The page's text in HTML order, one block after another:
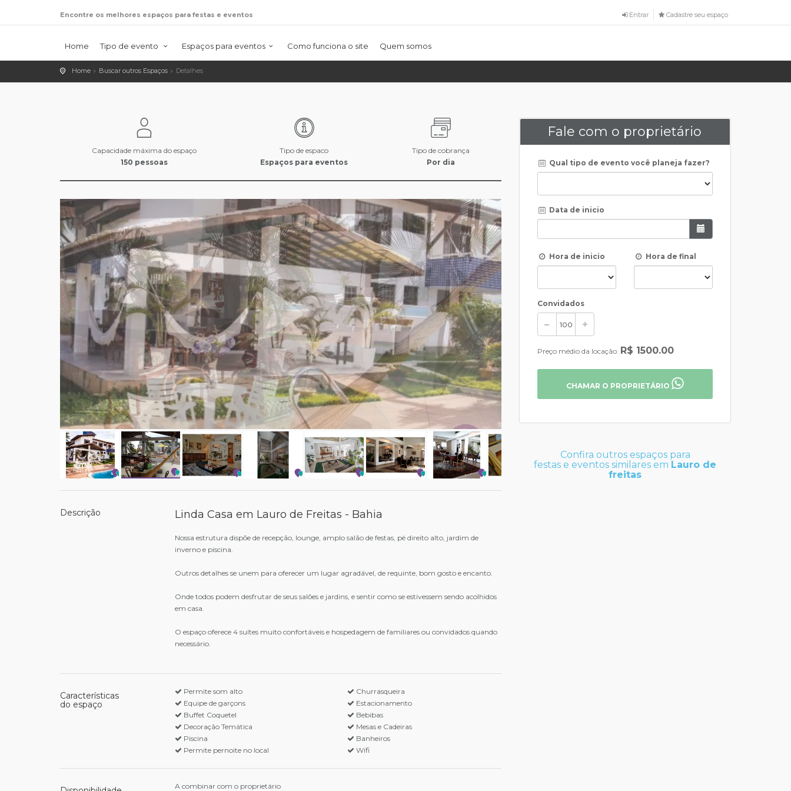
Encontre os melhores espaços para festas e eventos Entrar Cadastre seu espaço
Home Tipo de evento Espaços para eventos Como funciona o site Quem somos
Home Buscar outros Espaços Detalhes
Capacidade máxima do espaço
150 pessoas
Tipo de espaco
Espaços para eventos
Tipo de cobrança
Por dia
Descrição Linda Casa em Lauro de Freitas - Bahia
Nossa estrutura dispõe de recepção, lounge, amplo salão de festas, pé direito alto, jardim de
inverno e piscina.
Outros detalhes se unem para oferecer um lugar agradável, de requinte, bom gosto e encanto.
Onde todos podem desfrutar de seus salões e jardins, e sentir como se estivessem sendo acolhidos
em casa.
O espaço oferece 4 suítes muito confortáveis e hospedagem de familiares ou convidados quando
necessário.
Características
do espaço
Permite som alto
Churrasqueira
Equipe de garçons
Estacionamento
Buffet Coquetel
Bebibas
Decoração Temática
Mesas e Cadeiras
Piscina
Banheiros
Permite pernoite no local
Wifi
A combinar com o proprietário
Fale com o proprietário
Qual tipo de evento você planeja fazer?
Data de inicio
Hora de inicio Hora de final
Convidados
Preço médio da locação: R$ 1500.00
CHAMAR O PROPRIETÁRIO
Confira outros espaços para
festas e eventos similares em Lauro de
freitas